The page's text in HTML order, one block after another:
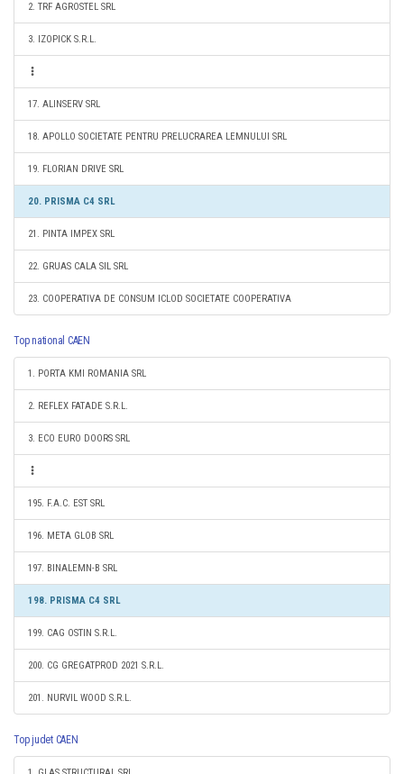
2. TRF AGROSTEL SRL
3. IZOPICK S.R.L.
17. ALINSERV SRL
18. APOLLO SOCIETATE PENTRU PRELUCRAREA LEMNULUI SRL
19. FLORIAN DRIVE SRL
20. PRISMA C4 SRL
21. PINTA IMPEX SRL
22. GRUAS CALA SIL SRL
23. COOPERATIVA DE CONSUM ICLOD SOCIETATE COOPERATIVA
Top national CAEN
1. PORTA KMI ROMANIA SRL
2. REFLEX FATADE S.R.L.
3. ECO EURO DOORS SRL
195. F.A.C. EST SRL
196. META GLOB SRL
197. BINALEMN-B SRL
198. PRISMA C4 SRL
199. CAG OSTIN S.R.L.
200. CG GREGATPROD 2021 S.R.L.
201. NURVIL WOOD S.R.L.
Top judet CAEN